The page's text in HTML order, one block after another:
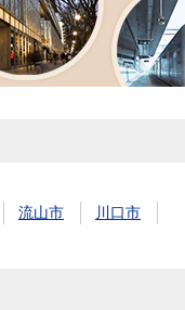
探す
住まい1プ
ラス（お
住まい1プ
流山市
川口市